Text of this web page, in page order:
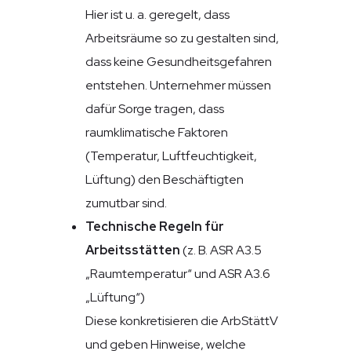
Hier ist u. a. geregelt, dass
Arbeitsräume so zu gestalten sind,
dass keine Gesundheitsgefahren
entstehen. Unternehmer müssen
dafür Sorge tragen, dass
raumklimatische Faktoren
(Temperatur, Luftfeuchtigkeit,
Lüftung) den Beschäftigten
zumutbar sind.
Technische Regeln für
Arbeitsstätten(z. B. ASR A3.5
„Raumtemperatur“ und ASR A3.6
„Lüftung“)
Diese konkretisieren die ArbStättV
und geben Hinweise, welche